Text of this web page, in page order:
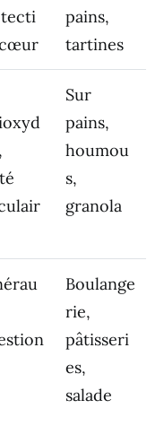
pains,
tartines
Sur
pains,
houmou
s,
granola
Boulange
rie,
pâtisseri
es,
salade